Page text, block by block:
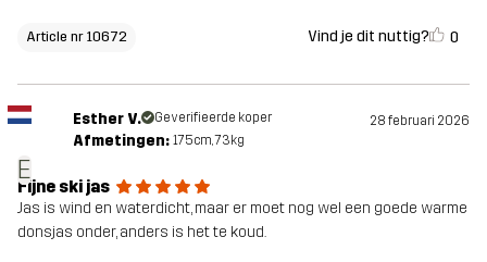
Article nr 10672 Vind je dit nuttig? 0
E
Esther V. Geverifieerde koper 28 februari 2026
Afmetingen: 175cm, 73kg
Fijne ski jas
Jas is wind en waterdicht, maar er moet nog wel een goede warme
donsjas onder, anders is het te koud.